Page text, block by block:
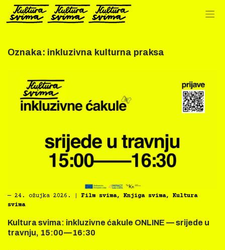
Preskoči
sadržaj
Oznaka: inkluzivna kulturna praksa
― 24. ožujka 2026. Film svima, Knjiga svima, Kultura
svima
Kultura svima: inkluzivne ćakule ONLINE — srijede u
travnju, 15:00—16:30